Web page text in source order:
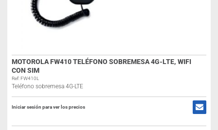
MOTOROLA FW410 TELÉFONO SOBREMESA 4G-LTE, WIFI
CON SIM
Ref: FW410L
Teléfono sobremesa 4G-LTE
Iniciar sesión para ver los precios